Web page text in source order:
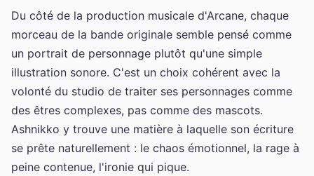
Du côté de la production musicale d'Arcane, chaque
morceau de la bande originale semble pensé comme
un portrait de personnage plutôt qu'une simple
illustration sonore. C'est un choix cohérent avec la
volonté du studio de traiter ses personnages comme
des êtres complexes, pas comme des mascots.
Ashnikko y trouve une matière à laquelle son écriture
se prête naturellement : le chaos émotionnel, la rage à
peine contenue, l'ironie qui pique.